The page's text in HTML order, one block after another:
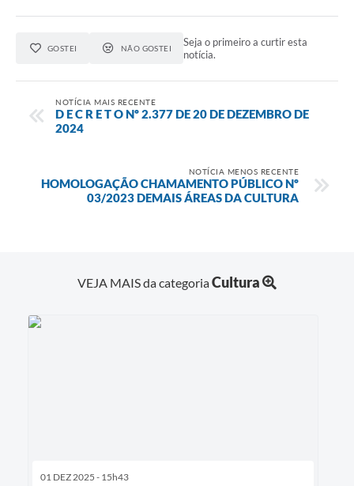
GOSTEI NÃO GOSTEI
Seja o primeiro a curtir esta
notícia.
NOTÍCIA MAIS RECENTE
D E C R E T O Nº 2.377 DE 20 DE DEZEMBRO DE
2024
NOTÍCIA MENOS RECENTE
HOMOLOGAÇÃO CHAMAMENTO PÚBLICO Nº
03/2023 DEMAIS ÁREAS DA CULTURA
VEJA MAIS da categoriaCultura
01 DEZ 2025 - 15h43